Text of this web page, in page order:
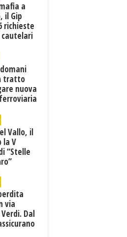
a
il Gip
richieste
tratto
nuova
Vallo, il
la V
“Stelle
via
Dal